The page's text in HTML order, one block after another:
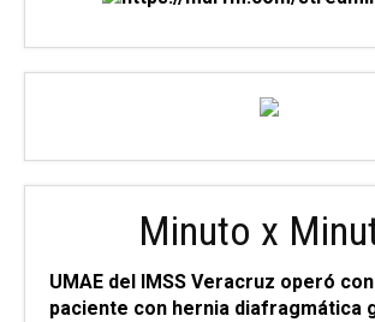
Minuto x
UMAE del IMSS Veracruz operó
paciente con hernia diafragmática